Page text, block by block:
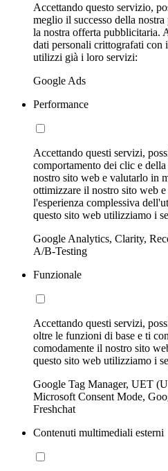
Accettando questo servizio,
meglio il successo della
la nostra offerta pubblicitaria.
dati personali crittografati con
utilizzi già i loro servizi:
Google Ads
Performance
Accettando questi servizi,
comportamento dei clic e
nostro sito web e valutarlo in
ottimizzare il nostro sito web
l'esperienza complessiva
questo sito web utilizziamo i
Google Analytics, Clarity,
A/B-Testing
Funzionale
Accettando questi servizi,
oltre le funzioni di base e ti
comodamente il nostro sito
questo sito web utilizziamo i
Google Tag Manager, UET
Microsoft Consent Mode,
Freshchat
Contenuti multimediali esterni